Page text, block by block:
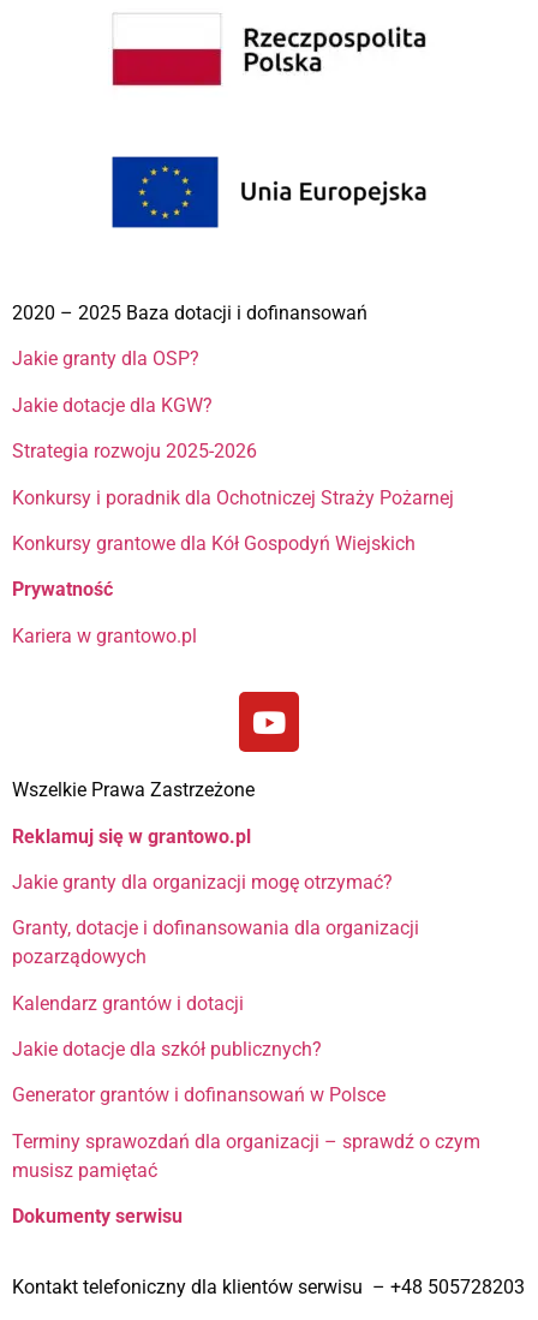
2020 – 2025 Baza dotacji i dofinansowań
Jakie granty dla OSP?
Jakie dotacje dla KGW?
Strategia rozwoju 2025-2026
Konkursy i poradnik dla Ochotniczej Straży Pożarnej
Konkursy grantowe dla Kół Gospodyń Wiejskich
Prywatność
Kariera w grantowo.pl
Wszelkie Prawa Zastrzeżone
Reklamuj się w grantowo.pl
Jakie granty dla organizacji mogę otrzymać?
Granty, dotacje i dofinansowania dla organizacji
pozarządowych
Kalendarz grantów i dotacji
Jakie dotacje dla szkół publicznych?
Generator grantów i dofinansowań w Polsce
Terminy sprawozdań dla organizacji – sprawdź o czym
musisz pamiętać
Dokumenty serwisu
Kontakt telefoniczny dla klientów serwisu – +48 505728203